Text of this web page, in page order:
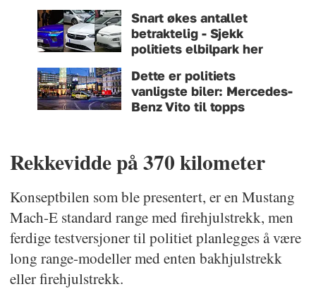
Snart økes antallet
betraktelig - Sjekk
politiets elbilpark her
Dette er politiets
vanligste biler: Mercedes-
Benz Vito til topps
Rekkevidde på 370 kilometer
Konseptbilen som ble presentert, er en Mustang
Mach-E standard range med firehjulstrekk, men
ferdige testversjoner til politiet planlegges å være
long range-modeller med enten bakhjulstrekk
eller firehjulstrekk.